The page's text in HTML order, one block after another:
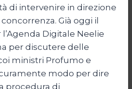
di intervenire in direzione
Già oggi il
Digitale Neelie
per discutere delle
ministri Profumo e
modo per dire
procedura di